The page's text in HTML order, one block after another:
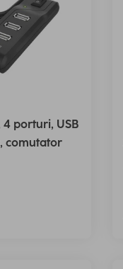
4 porturi, USB
comutator